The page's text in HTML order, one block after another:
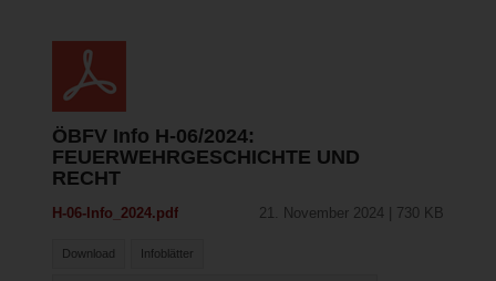
ÖBFV Info H-06/2024:
FEUERWEHRGESCHICHTE UND
RECHT
21. November 2024 | 730 KB
H-06-Info_2024.pdf
Download Infoblätter